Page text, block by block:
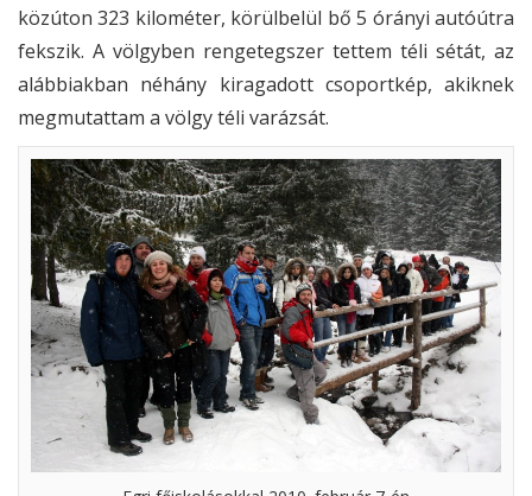
közúton 323 kilométer, körülbelül bő 5 órányi autóútra
fekszik. A völgyben rengetegszer tettem téli sétát, az
alábbiakban néhány kiragadott csoportkép, akiknek
megmutattam a völgy téli varázsát.